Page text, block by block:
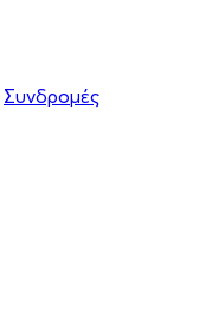
Συνδρομές